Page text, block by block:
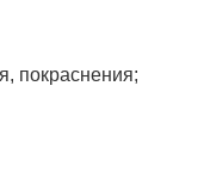
покраснения;